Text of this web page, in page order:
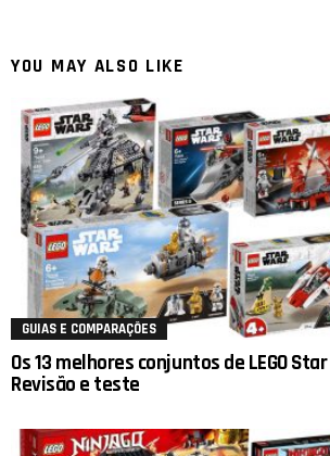
YOU MAY ALSO LIKE
GUIAS E COMPARAÇÕES
Os 13 melhores conjuntos de LEGO
Revisão e teste